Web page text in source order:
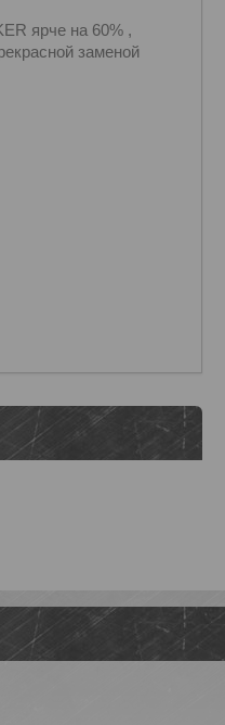
ярче на 60% ,
заменой